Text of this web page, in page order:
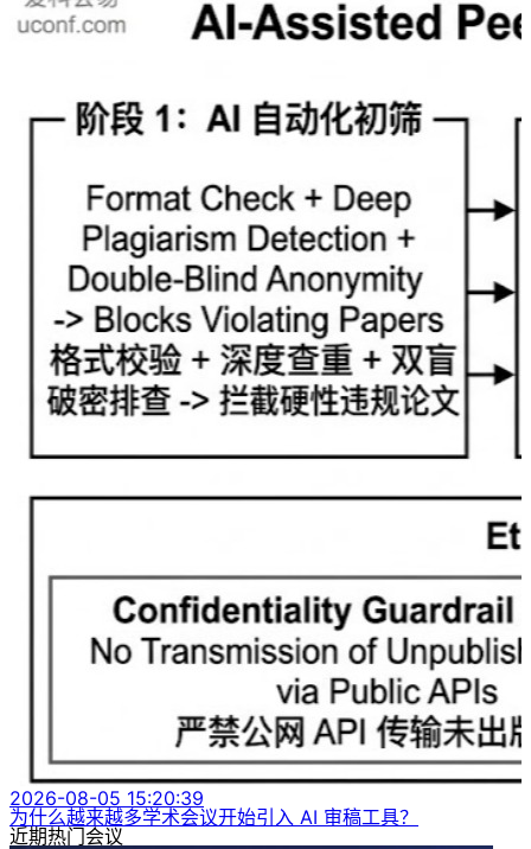
2026-08-05 15:20:39
为什么越来越多学术会议开始引入 AI 审稿工具？
近期热门会议